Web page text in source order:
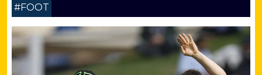
#FOOT